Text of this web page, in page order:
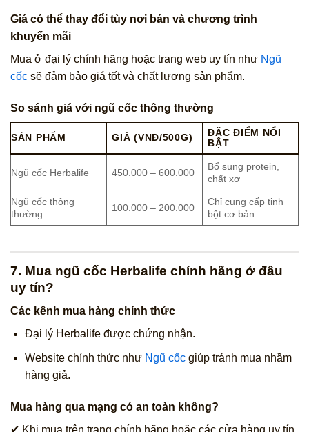
Giá có thể thay đổi tùy nơi bán và chương trình
khuyến mãi
Mua ở đại lý chính hãng hoặc trang web uy tín như Ngũ
cốc sẽ đảm bảo giá tốt và chất lượng sản phẩm.
So sánh giá với ngũ cốc thông thường
SẢN PHẨM GIÁ (VNĐ/500G)
ĐẶC ĐIỂM NỔI
BẬT
Ngũ cốc Herbalife 450.000 – 600.000
Bổ sung protein,
chất xơ
Ngũ cốc thông
thường
100.000 – 200.000
Chỉ cung cấp tinh
bột cơ bản
7. Mua ngũ cốc Herbalife chính hãng ở đâu
uy tín?
Các kênh mua hàng chính thức
Đại lý Herbalife được chứng nhận.
Website chính thức như Ngũ cốcgiúp tránh mua nhầm
hàng giả.
Mua hàng qua mạng có an toàn không?
✔ Khi mua trên trang chính hãng hoặc các cửa hàng uy tín,